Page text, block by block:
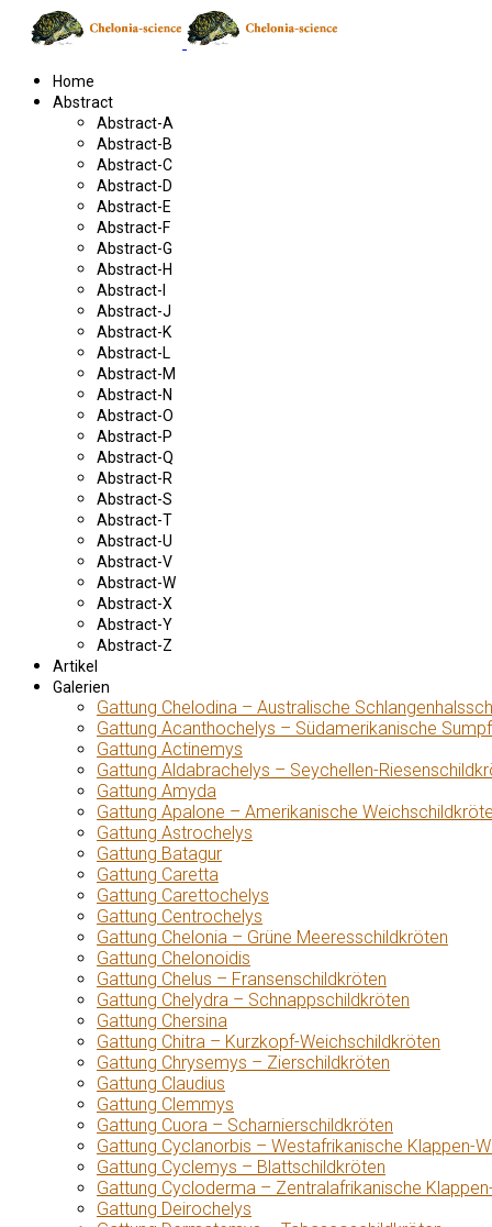
Home
Abstract
Abstract-A
Abstract-B
Abstract-C
Abstract-D
Abstract-E
Abstract-F
Abstract-G
Abstract-H
Abstract-I
Abstract-J
Abstract-K
Abstract-L
Abstract-M
Abstract-N
Abstract-O
Abstract-P
Abstract-Q
Abstract-R
Abstract-S
Abstract-T
Abstract-U
Abstract-V
Abstract-W
Abstract-X
Abstract-Y
Abstract-Z
Artikel
Galerien
Gattung Chelodina – Australische
Gattung Acanthochelys – Südamerikanische
Gattung Actinemys
Gattung Aldabrachelys – Seychellen-
Gattung Amyda
Gattung Apalone – Amerikanische
Gattung Astrochelys
Gattung Batagur
Gattung Caretta
Gattung Carettochelys
Gattung Centrochelys
Gattung Chelonia – Grüne Meeresschildkröten
Gattung Chelonoidis
Gattung Chelus – Fransenschildkröten
Gattung Chelydra – Schnappschildkröten
Gattung Chersina
Gattung Chitra – Kurzkopf-Weichschildkröten
Gattung Chrysemys – Zierschildkröten
Gattung Claudius
Gattung Clemmys
Gattung Cuora – Scharnierschildkröten
Gattung Cyclanorbis – Westafrikanische Klappen-
Gattung Cyclemys – Blattschildkröten
Gattung Cycloderma – Zentralafrikanische
Gattung Deirochelys